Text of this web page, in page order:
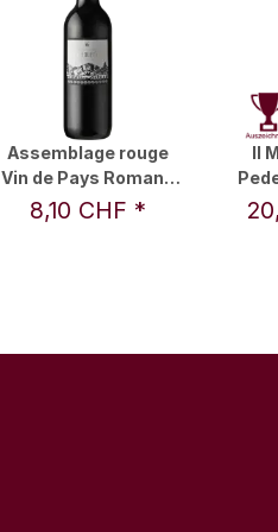
Assemblage rouge
Vin de Pays Romand
2023 0,5 l -
Silhouette
8,10 CHF *
Il
DOC
&